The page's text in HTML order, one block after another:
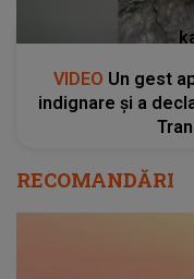
VIDEO Un gest
indignare și a
RECOMANDĂRI